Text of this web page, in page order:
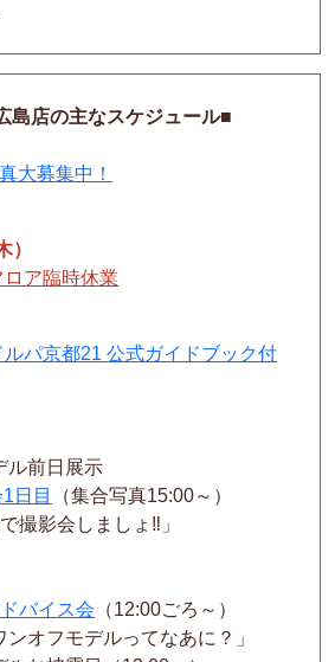
島店の主なスケジュール■
大募集中！
）
ア臨時休業
パ京都21 公式ガイドブック付
ル前日展示
日目
（集合写真15:00～）
撮影会しましょ‼」
バイス会 （12:00ごろ～）
フモデルってなあに？」